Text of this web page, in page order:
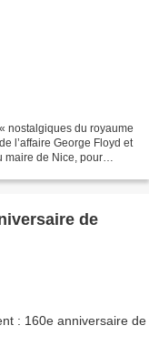
nostalgiques du royaume
l’affaire George Floyd et
maire de Nice, pour
de